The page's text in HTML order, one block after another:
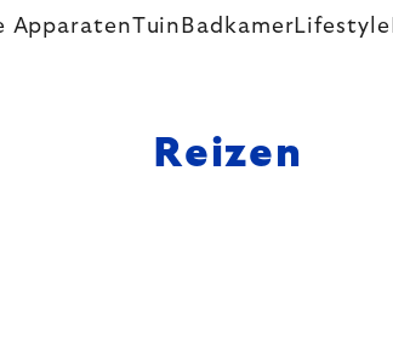
ApparatenTuin BadkamerLifestyle
Reizen